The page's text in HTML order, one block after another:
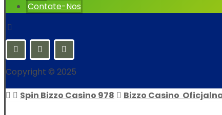
Contate-Nos
Copyright © 2025
Spin Bizzo Casino 978
Bizzo Casino